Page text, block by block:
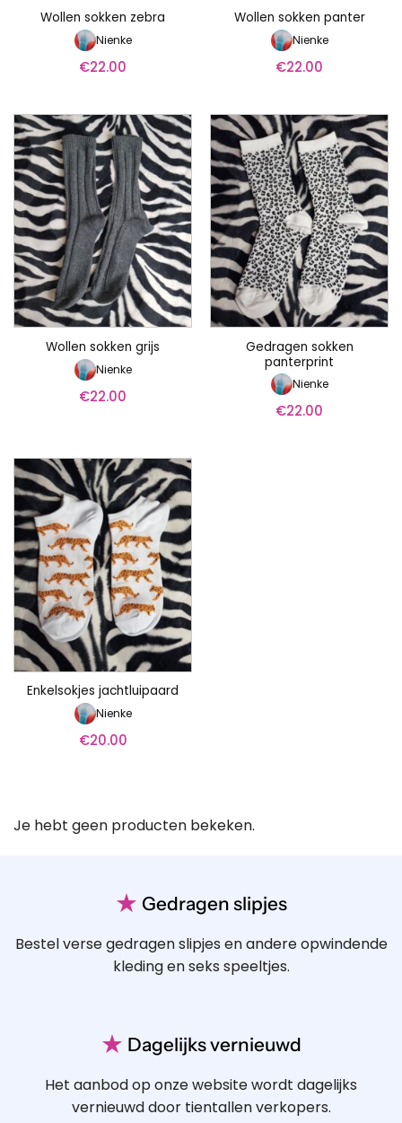
Wollen sokken zebra
Nienke
€22.00
Wollen sokken panter
Nienke
€22.00
Wollen sokken grijs
Nienke
€22.00
Gedragen sokken
panterprint
Nienke
€22.00
Enkelsokjes jachtluipaard
Nienke
€20.00
Je hebt geen producten bekeken.
★ Gedragen slipjes
Bestel verse gedragen slipjes en andere opwindende
kleding en seks speeltjes.
★ Dagelijks vernieuwd
Het aanbod op onze website wordt dagelijks
vernieuwd door tientallen verkopers.